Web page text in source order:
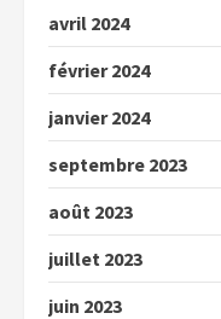
avril 2024
février 2024
janvier 2024
septembre 2023
août 2023
juillet 2023
juin 2023